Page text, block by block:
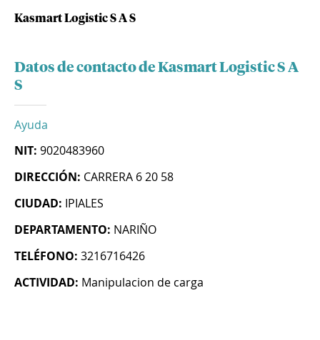
Kasmart Logistic S A S
Datos de contacto de Kasmart Logistic S A
S
Ayuda
NIT: 9020483960
DIRECCIÓN: CARRERA 6 20 58
CIUDAD: IPIALES
DEPARTAMENTO: NARIÑO
TELÉFONO: 3216716426
ACTIVIDAD: Manipulacion de carga